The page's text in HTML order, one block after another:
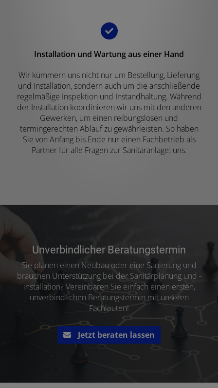
Installation und Wartung aus einer Hand
Wir kümmern uns nicht nur um Bestellung, Lieferung
und Installation, sondern auch um die anschließende
regelmäßige Inspektion und Instandhaltung. Während
der Installation koordinieren wir uns mit den anderen
Gewerken, um einen reibungslosen und
termingerechten Ablauf zu gewährleisten. So haben
Sie von Anfang bis Ende nur einen Fachbetrieb als
Partner für alle Fragen zur Sanitäranlage: uns.
Unverbindlicher Beratungstermin
Sie planen einen Neubau oder eine Sanierung und
brauchen Unterstützung bei der Sanitärplanung und -
installation? Vereinbaren Sie einfach einen ersten,
unverbindlichen Beratungstermin mit unseren
Fachleuten!
Jetzt beraten lassen